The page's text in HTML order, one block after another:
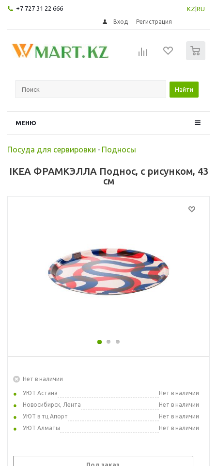
+7 727 31 22 666 KZ RU
Вход Регистрация
Найти
МЕНЮ
Посуда для сервировки - Подносы
IKEA ФРАМКЭЛЛА Поднос, с рисунком, 43
см
Нет в наличии
УЮТ Астана
Нет в наличии
Новосибирск, Лента
Нет в наличии
УЮТ в тц Апорт
Нет в наличии
УЮТ Алматы
Нет в наличии
Под заказ